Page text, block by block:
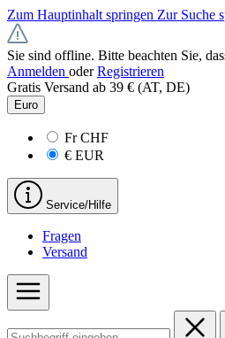
Zum Hauptinhalt springen Zur Suche
Sie sind offline. Bitte beachten Sie,
Anmelden oder Registrieren
Gratis Versand ab 39 € (AT, DE)
Euro
FrCHF
€ EUR
Service/Hilfe
Fragen
Versand